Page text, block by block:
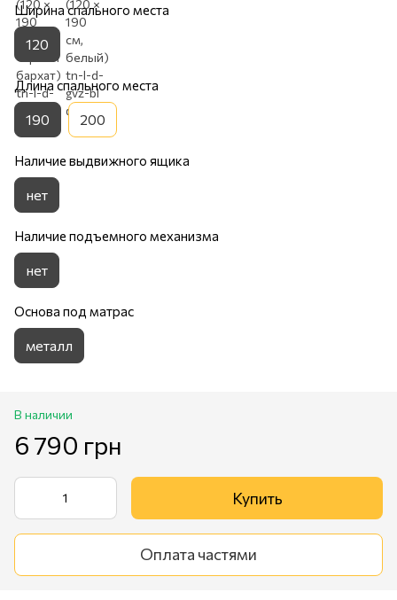
Ширина спального места
120
Длина спального места
190 200
Наличие выдвижного ящика
нет
Наличие подъемного механизма
нет
Основа под матрас
металл
В наличии
6 790 грн
Купить
Оплата частями